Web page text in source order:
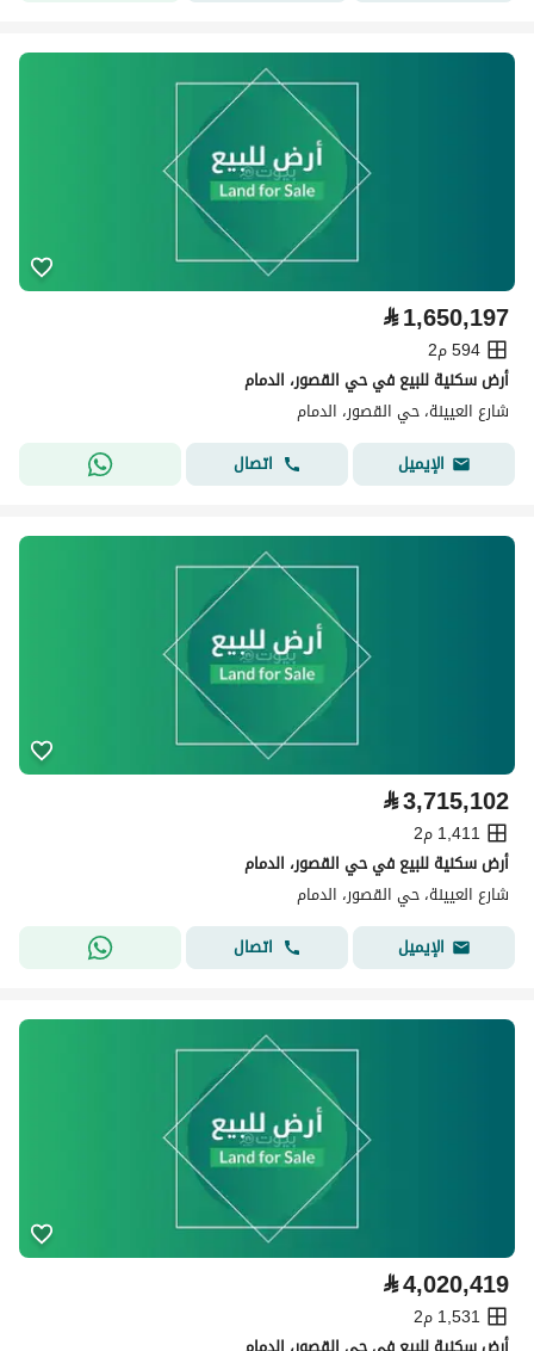
⃁1,650,197
594 م2
أرض سكنية للبيع في حي القصور، الدمام
شارع العيينة، حي القصور، الدمام
الإيميل
اتصال
⃁3,715,102
1,411 م2
أرض سكنية للبيع في حي القصور، الدمام
شارع العيينة، حي القصور، الدمام
الإيميل
اتصال
⃁4,020,419
1,531 م2